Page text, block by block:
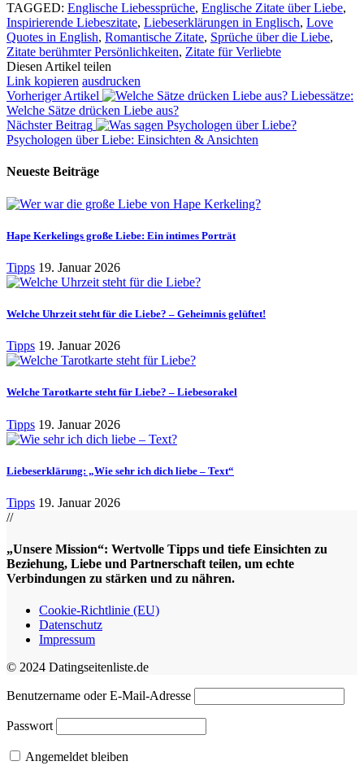
TAGGED: Englische Liebessprüche, Englische Zitate über Liebe,
Inspirierende Liebeszitate, Liebeserklärungen in Englisch, Love
Quotes in English, Romantische Zitate, Sprüche über die Liebe,
Zitate berühmter Persönlichkeiten, Zitate für Verliebte
Diesen Artikel teilen
Link kopieren ausdrucken
Vorheriger Artikel
Liebessätze:
Welche Sätze drücken Liebe aus?
Nächster Beitrag
Psychologen über Liebe: Einsichten & Ansichten
Neueste Beiträge
Hape Kerkelings große Liebe: Ein intimes Porträt
Tipps 19. Januar 2026
Welche Uhrzeit steht für die Liebe? – Geheimnis gelüftet!
Tipps 19. Januar 2026
Welche Tarotkarte steht für Liebe? – Liebesorakel
Tipps 19. Januar 2026
Liebeserklärung: „Wie sehr ich dich liebe – Text“
Tipps 19. Januar 2026
//
„Unsere Mission“: Wertvolle Tipps und tiefe Einsichten zu
Beziehung, Liebe und Partnerschaft teilen, um echte
Verbindungen zu stärken und zu nähren.
Cookie-Richtlinie (EU)
Datenschutz
Impressum
© 2024 Datingseitenliste.de
Benutzername oder E-Mail-Adresse
Passwort
Angemeldet bleiben